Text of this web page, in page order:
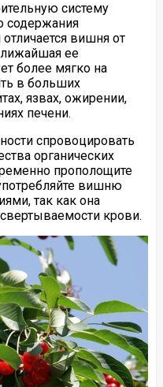
систему
содержания
вишня от
ее
более мягко на
в больших
язвах, ожирении,
печени.
спровоцировать
органических
прополощите
вишню
так как она
крови.